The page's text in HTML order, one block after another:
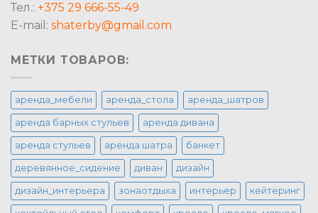
Тел.: +375 29 666-55-49
E-mail: shaterby@gmail.com
МЕТКИ ТОВАРОВ:
аренда_мебели аренда_стола аренда_шатров
аренда барных стульев аренда дивана
аренда стульев аренда шатра банкет
деревянное_сидение диван дизайн
дизайн_интерьера зонаотдыха интерьер кейтеринг